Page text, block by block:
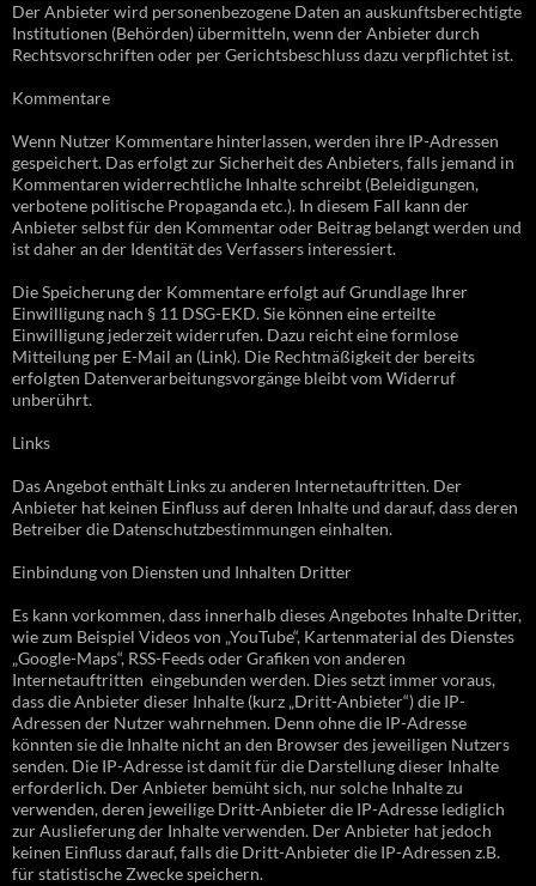
Der Anbieter wird personenbezogene Daten an auskunftsberechtigte
Institutionen (Behörden) übermitteln, wenn der Anbieter durch
Rechtsvorschriften oder per Gerichtsbeschluss dazu verpflichtet ist.
Kommentare
Wenn Nutzer Kommentare hinterlassen, werden ihre IP-Adressen
gespeichert. Das erfolgt zur Sicherheit des Anbieters, falls jemand in
Kommentaren widerrechtliche Inhalte schreibt (Beleidigungen,
verbotene politische Propaganda etc.). In diesem Fall kann der
Anbieter selbst für den Kommentar oder Beitrag belangt werden und
ist daher an der Identität des Verfassers interessiert.
Die Speicherung der Kommentare erfolgt auf Grundlage Ihrer
Einwilligung nach § 11 DSG-EKD. Sie können eine erteilte
Einwilligung jederzeit widerrufen. Dazu reicht eine formlose
Mitteilung per E-Mail an (Link). Die Rechtmäßigkeit der bereits
erfolgten Datenverarbeitungsvorgänge bleibt vom Widerruf
unberührt.
Links
Das Angebot enthält Links zu anderen Internetauftritten. Der
Anbieter hat keinen Einfluss auf deren Inhalte und darauf, dass deren
Betreiber die Datenschutzbestimmungen einhalten.
Einbindung von Diensten und Inhalten Dritter
Es kann vorkommen, dass innerhalb dieses Angebotes Inhalte Dritter,
wie zum Beispiel Videos von „YouTube“, Kartenmaterial des Dienstes
„Google-Maps“, RSS-Feeds oder Grafiken von anderen
Internetauftritten eingebunden werden. Dies setzt immer voraus,
dass die Anbieter dieser Inhalte (kurz „Dritt-Anbieter“) die IP-
Adressen der Nutzer wahrnehmen. Denn ohne die IP-Adresse
könnten sie die Inhalte nicht an den Browser des jeweiligen Nutzers
senden. Die IP-Adresse ist damit für die Darstellung dieser Inhalte
erforderlich. Der Anbieter bemüht sich, nur solche Inhalte zu
verwenden, deren jeweilige Dritt-Anbieter die IP-Adresse lediglich
zur Auslieferung der Inhalte verwenden. Der Anbieter hat jedoch
keinen Einfluss darauf, falls die Dritt-Anbieter die IP-Adressen z.B.
für statistische Zwecke speichern.